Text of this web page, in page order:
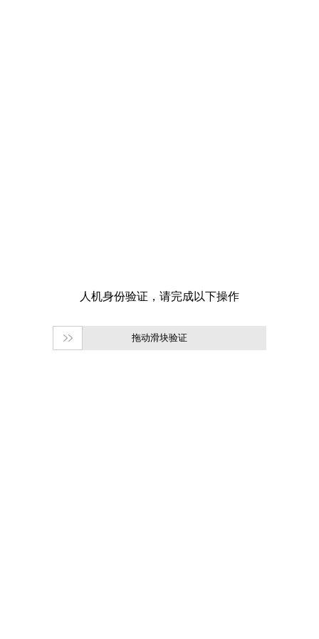
拖动滑块验证